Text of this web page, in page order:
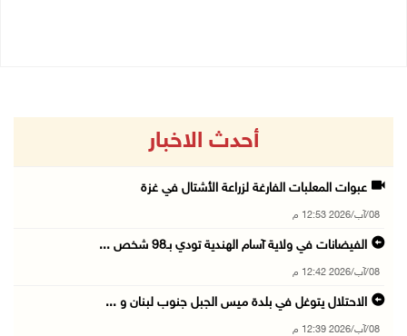
أحدث الاخبار
عبوات المعلبات الفارغة لزراعة الأشتال في غزة
08/آب/2026 12:53 م
الفيضانات في ولاية آسام الهندية تودي بـ98 شخص ...
08/آب/2026 12:42 م
الاحتلال يتوغل في بلدة ميس الجبل جنوب لبنان و ...
08/آب/2026 12:39 م